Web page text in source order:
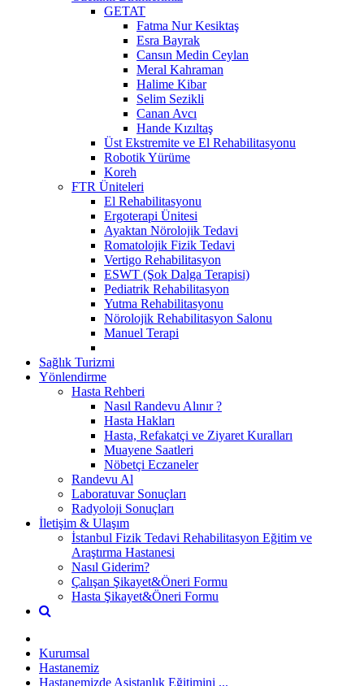
GETAT
Fatma Nur Kesiktaş
Esra Bayrak
Cansın Medin Ceylan
Meral Kahraman
Halime Kibar
Selim Sezikli
Canan Avcı
Hande Kızıltaş
Üst Ekstremite ve El Rehabilitasyonu
Robotik Yürüme
Koreh
FTR Üniteleri
El Rehabilitasyonu
Ergoterapi Ünitesi
Ayaktan Nörolojik Tedavi
Romatolojik Fizik Tedavi
Vertigo Rehabilitasyon
ESWT (Şok Dalga Terapisi)
Pediatrik Rehabilitasyon
Yutma Rehabilitasyonu
Nörolojik Rehabilitasyon Salonu
Manuel Terapi
Sağlık Turizmi
Yönlendirme
Hasta Rehberi
Nasıl Randevu Alınır ?
Hasta Hakları
Hasta, Refakatçi ve Ziyaret Kuralları
Muayene Saatleri
Nöbetçi Eczaneler
Randevu Al
Laboratuvar Sonuçları
Radyoloji Sonuçları
İletişim & Ulaşım
İstanbul Fizik Tedavi Rehabilitasyon Eğitim ve
Araştırma Hastanesi
Nasıl Giderim?
Çalışan Şikayet&Öneri Formu
Hasta Şikayet&Öneri Formu
Kurumsal
Hastanemiz
Hastanemizde Asistanlık Eğitimini ...